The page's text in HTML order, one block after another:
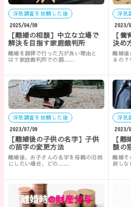
浮気調査を依頼した後
2025/04/09
【離婚の相談】中立な立場で
解決を目指す家庭裁判所
離婚を調停で行った方が良い理由と
は？家庭裁判所での調……
浮気
2023/
【
決め
離婚後
るの
浮気調査を依頼した後
2023/07/09
【離婚後の子供の名字】子供
の苗字の変更方法
離婚後、お子さんの名字を母親の旧姓
にしたい場合、どの……
浮気
2023/
【
談の
離婚そ
致し